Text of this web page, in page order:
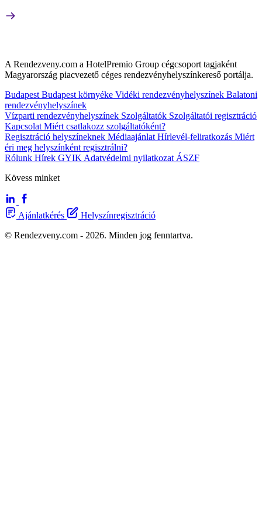
A Rendezveny.com a HotelPremio Group cégcsoport tagjaként
Magyarország piacvezető céges rendezvényhelyszínkereső portálja.
Budapest Budapest környéke Vidéki rendezvényhelyszínek Balatoni
rendezvényhelyszínek
Vízparti rendezvényhelyszínek Szolgáltatók Szolgáltatói regisztráció
Kapcsolat Miért csatlakozz szolgáltatóként?
Regisztráció helyszíneknek Médiaajánlat Hírlevél-feliratkozás Miért
éri meg helyszínként regisztrálni?
Rólunk Hírek GYIK Adatvédelmi nyilatkozat ÁSZF
Kövess minket
Ajánlatkérés
Helyszínregisztráció
© Rendezveny.com - 2026. Minden jog fenntartva.